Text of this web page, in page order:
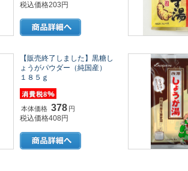
税込価格203円
【販売終了しました】黒糖し
ょうがパウダー（純国産）
１８５ｇ
本体価格 378 円
税込価格408円